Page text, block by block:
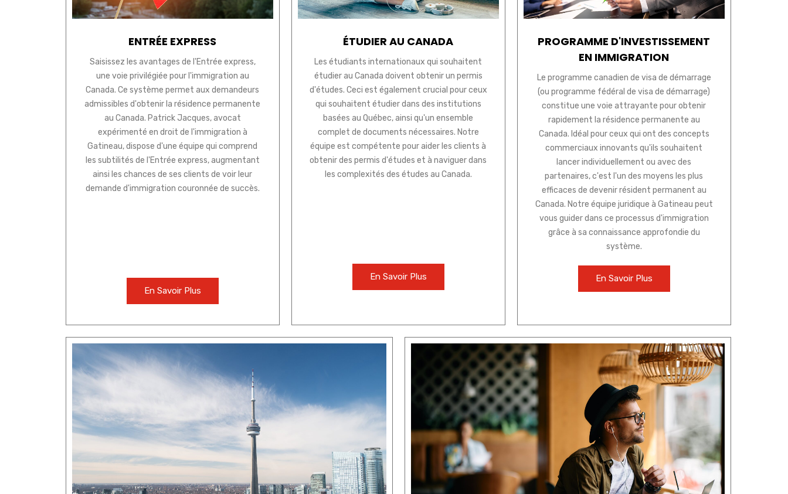
ENTRÉE EXPRESS
Saisissez les avantages de l'Entrée express,
une voie privilégiée pour l'immigration au
Canada. Ce système permet aux demandeurs
admissibles d'obtenir la résidence permanente
au Canada. Patrick Jacques, avocat
expérimenté en droit de l'immigration à
Gatineau, dispose d'une équipe qui comprend
les subtilités de l'Entrée express, augmentant
ainsi les chances de ses clients de voir leur
demande d'immigration couronnée de succès.
En Savoir Plus
ÉTUDIER AU CANADA
Les étudiants internationaux qui souhaitent
étudier au Canada doivent obtenir un permis
d'études. Ceci est également crucial pour ceux
qui souhaitent étudier dans des institutions
basées au Québec, ainsi qu'un ensemble
complet de documents nécessaires. Notre
équipe est compétente pour aider les clients à
obtenir des permis d'études et à naviguer dans
les complexités des études au Canada.
En Savoir Plus
PROGRAMME D'INVESTISSEMENT
EN IMMIGRATION
Le programme canadien de visa de démarrage
(ou programme fédéral de visa de démarrage)
constitue une voie attrayante pour obtenir
rapidement la résidence permanente au
Canada. Idéal pour ceux qui ont des concepts
commerciaux innovants qu'ils souhaitent
lancer individuellement ou avec des
partenaires, c'est l'un des moyens les plus
efficaces de devenir résident permanent au
Canada. Notre équipe juridique à Gatineau peut
vous guider dans ce processus d'immigration
grâce à sa connaissance approfondie du
système.
En Savoir Plus